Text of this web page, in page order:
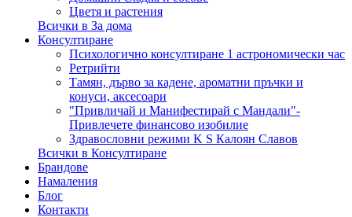
Цветя и растения
Всички в За дома
Консултиране
Психологично консултиране 1 астрономически час
Ретрийти
Тамян, дърво за кадене, ароматни пръчки и
конуси, аксесоари
"Привличай и Манифестирай с Мандали"-
Привлечете финансово изобилие
Здравословни режими K S Калоян Славов
Всички в Консултиране
Брандове
Намаления
Блог
Контакти